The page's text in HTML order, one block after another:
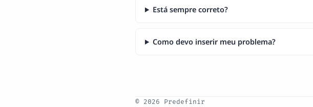
Está sempre correto?
Como devo inserir meu problema?
© 2026 Predefinir